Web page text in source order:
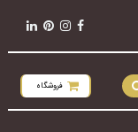
فروشگاه